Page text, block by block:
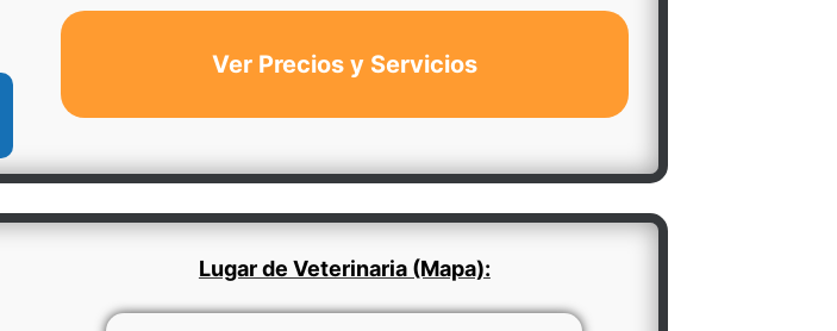
Ver Precios y Servicios
Lugar de Veterinaria (Mapa):